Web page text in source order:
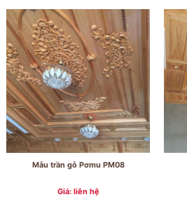
Mẫu trần gỗ Pơmu PM08
Giá: liên hệ